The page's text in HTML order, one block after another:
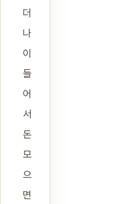
더
나
이
들
어
서
돈
모
으
면